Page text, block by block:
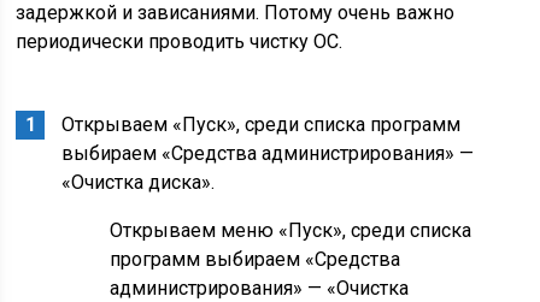
задержкой и зависаниями. Потому очень важно
периодически проводить чистку ОС.
Открываем «Пуск», среди списка программ
выбираем «Средства администрирования» —
«Очистка диска».
Открываем меню «Пуск», среди списка
программ выбираем «Средства
администрирования» — «Очистка